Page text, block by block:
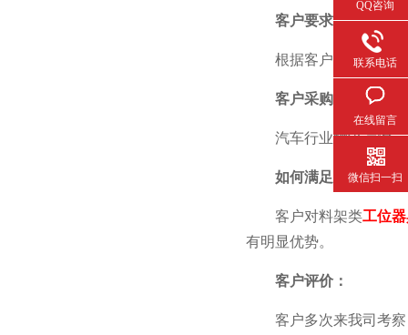
客户要求：
根据客户提供方案图或
客户采购产品及采购
汽车行业物流运输
如何满足客户：
客户对料架类工位
有明显优势。
客户评价：
客户多次来我司考察
QQ咨询
联系电话
在线留言
微信扫一扫